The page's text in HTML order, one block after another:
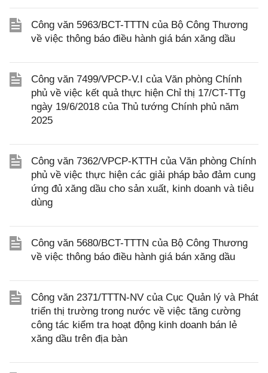
Công văn 5963/BCT-TTTN của Bộ Công Thương
về việc thông báo điều hành giá bán xăng dầu
Công văn 7499/VPCP-V.I của Văn phòng Chính
phủ về việc kết quả thực hiện Chỉ thị 17/CT-TTg
ngày 19/6/2018 của Thủ tướng Chính phủ năm
2025
Công văn 7362/VPCP-KTTH của Văn phòng Chính
phủ về việc thực hiện các giải pháp bảo đảm cung
ứng đủ xăng dầu cho sản xuất, kinh doanh và tiêu
dùng
Công văn 5680/BCT-TTTN của Bộ Công Thương
về việc thông báo điều hành giá bán xăng dầu
Công văn 2371/TTTN-NV của Cục Quản lý và Phát
triển thị trường trong nước về việc tăng cường
công tác kiểm tra hoạt động kinh doanh bán lẻ
xăng dầu trên địa bàn